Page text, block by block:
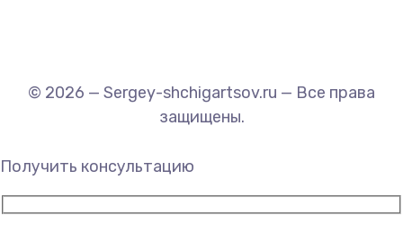
© 2026 — Sergey-shchigartsov.ru — Все права
защищены.
Получить консультацию